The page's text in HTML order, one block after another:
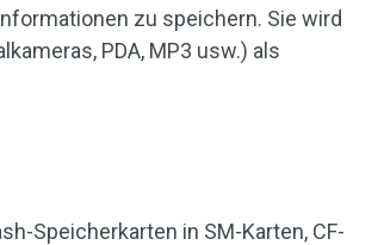
zu speichern. Sie wird
PDA, MP3 usw.) als
Speicherkarten in SM-Karten, CF-